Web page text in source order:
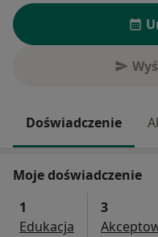
Doświadczenie
Moje doświadczenie
1
Edukacja
3